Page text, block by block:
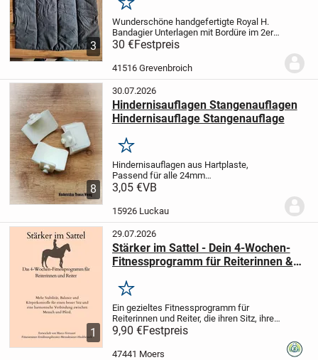
3
Merken
Wunderschöne handgefertigte Royal H.
Bandagier Unterlagen mit Bordüre im 2er
Set für Vorder- oder Hinterbeine.
Warmblut : Länge ca. 45 cm Breite 50 cm
noch nie am Pferd Der Artikel ist noch...
30 €Festpreis
41516 Grevenbroich
8
30.07.2026
Hindernisauflagen Stangenauflagen
Hindernisauflage Stangenauflage
Merken
Hindernisauflagen aus Hartplaste,
Passend für alle 24mm
Schlüssellochsysteme
ein umfangreiches Sortiment an weiteren
3,05 €VB
15926 Luckau
1
29.07.2026
Stärker im Sattel - Dein 4-Wochen-
Fitnessprogramm für Reiterinnen &
Merken
Ein gezieltes Fitnessprogramm für
Reiterinnen und Reiter, die ihren Sitz, ihre
Stabilität, Balance und Körperkontrolle
verbessern möchten.
erwarten dich Übungen aus den
9,90 €Festpreis
47441 Moers